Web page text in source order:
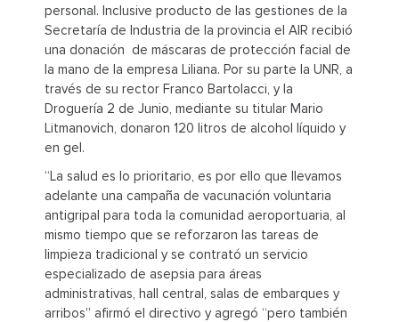
personal. Inclusive producto de las gestiones de la
Secretaría de Industria de la provincia el AIR recibió
una donación de máscaras de protección facial de
la mano de la empresa Liliana. Por su parte la UNR, a
través de su rector Franco Bartolacci, y la
Droguería 2 de Junio, mediante su titular Mario
Litmanovich, donaron 120 litros de alcohol líquido y
en gel.
“La salud es lo prioritario, es por ello que llevamos
adelante una campaña de vacunación voluntaria
antigripal para toda la comunidad aeroportuaria, al
mismo tiempo que se reforzaron las tareas de
limpieza tradicional y se contrató un servicio
especializado de asepsia para áreas
administrativas, hall central, salas de embarques y
arribos” afirmó el directivo y agregó “pero también